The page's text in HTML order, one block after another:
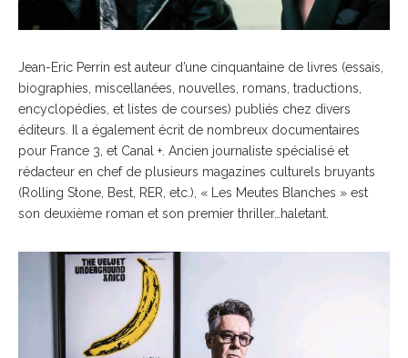
Jean-Eric Perrin est auteur d’une cinquantaine de livres (essais,
biographies, miscellanées, nouvelles, romans, traductions,
encyclopédies, et listes de courses) publiés chez divers
éditeurs. Il a également écrit de nombreux documentaires
pour France 3, et Canal +. Ancien journaliste spécialisé et
rédacteur en chef de plusieurs magazines culturels bruyants
(Rolling Stone, Best, RER, etc.), « Les Meutes Blanches » est
son deuxième roman et son premier thriller…haletant.